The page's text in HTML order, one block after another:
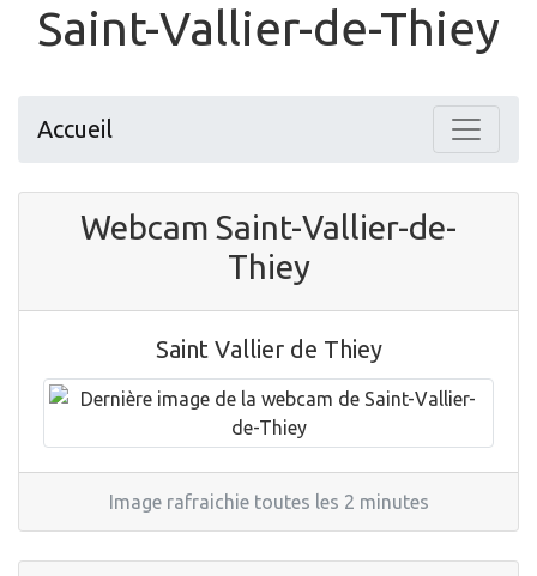
Saint-Vallier-de-Thiey
Accueil
Webcam Saint-Vallier-de-
Thiey
Saint Vallier de Thiey
Image rafraichie toutes les 2 minutes